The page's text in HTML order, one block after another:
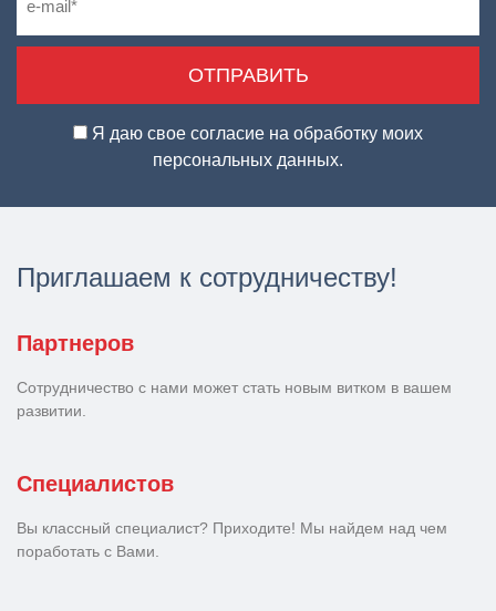
Я даю свое согласие на обработку моих
персональных данных.
Приглашаем к сотрудничеству!
Партнеров
Сотрудничество с нами может стать новым витком в вашем
развитии.
Специалистов
Вы классный специалист? Приходите! Мы найдем над чем
поработать с Вами.